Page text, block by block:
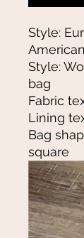
Style:
Style:
bag
Fabric
Lining
Bag
square